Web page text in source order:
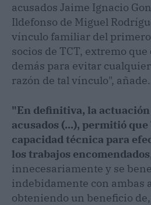
acusados Jaime Ignacio
Ildefonso de Miguel
vínculo familiar del primero
socios de TCT, extremo
demás para evitar
razón de tal vínculo", añade.
"En definitiva, la
acusados (...), permitió
capacidad técnica para
los trabajos encomendados
innecesariamente y se
indebidamente con ambas
obteniendo un beneficio